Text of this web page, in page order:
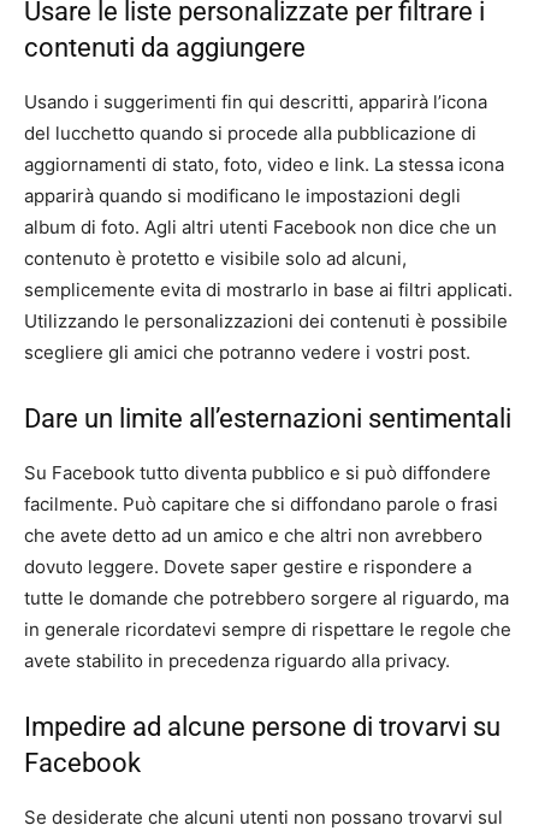
Usare le liste personalizzate per filtrare i
contenuti da aggiungere
Usando i suggerimenti fin qui descritti, apparirà l’icona
del lucchetto quando si procede alla pubblicazione di
aggiornamenti di stato, foto, video e link. La stessa icona
apparirà quando si modificano le impostazioni degli
album di foto. Agli altri utenti Facebook non dice che un
contenuto è protetto e visibile solo ad alcuni,
semplicemente evita di mostrarlo in base ai filtri applicati.
Utilizzando le personalizzazioni dei contenuti è possibile
scegliere gli amici che potranno vedere i vostri post.
Dare un limite all’esternazioni sentimentali
Su Facebook tutto diventa pubblico e si può diffondere
facilmente. Può capitare che si diffondano parole o frasi
che avete detto ad un amico e che altri non avrebbero
dovuto leggere. Dovete saper gestire e rispondere a
tutte le domande che potrebbero sorgere al riguardo, ma
in generale ricordatevi sempre di rispettare le regole che
avete stabilito in precedenza riguardo alla privacy.
Impedire ad alcune persone di trovarvi su
Facebook
Se desiderate che alcuni utenti non possano trovarvi sul